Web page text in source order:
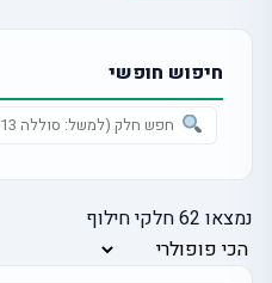
חיפוש חופשי
נמצאו 62חלקי חילוף